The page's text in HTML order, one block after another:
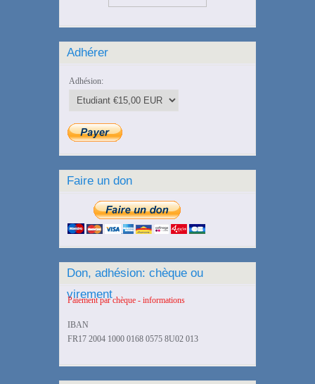
Adhérer
Adhésion:
Faire un don
Don, adhésion: chèque ou
virement
Paiement par chèque - informations
IBAN
FR17 2004 1000 0168 0575 8U02 013